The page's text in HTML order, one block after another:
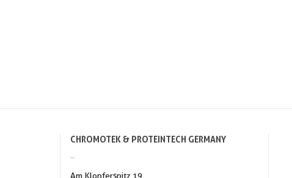
CHROMOTEK & PROTEINTECH GERMANY
Am Klopferspitz 19